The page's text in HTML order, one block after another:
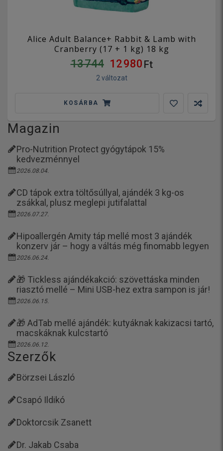
Alice Adult Balance+ Rabbit & Lamb with
Cranberry (17 + 1 kg) 18 kg
13 744 12 980 Ft
2 változat
KOSÁRBA
Magazin
Pro-Nutrition Protect gyógytápok 15%
kedvezménnyel
2026.08.04.
CD tápok extra töltősúllyal, ajándék 3 kg-os
zsákkal, plusz meglepi jutifalattal
2026.07.27.
Hipoallergén Amity táp mellé most 3 ajándék
konzerv jár – hogy a váltás még finomabb legyen
2026.06.24.
🎁 Tickless ajándékakció: szövettáska minden
riasztó mellé – Mini USB-hez extra sampon is jár!
2026.06.15.
🎁 AdTab mellé ajándék: kutyáknak kakizacsi tartó,
macskáknak kulcstartó
2026.06.12.
Szerzők
Börzsei László
Csapó Ildikó
Doktorcsik Zsanett
Dr. Jakab Csaba